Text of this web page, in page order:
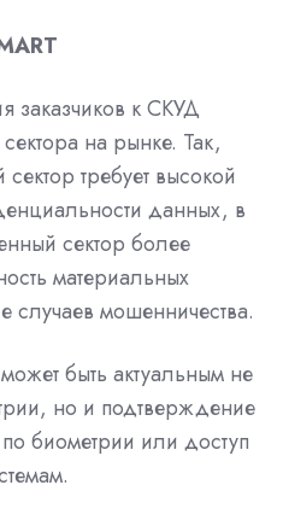
заказчиков к СКУД
на рынке. Так,
требует высокой
данных, в
сектор более
материальных
случаев мошенничества.
быть актуальным не
но и подтверждение
биометрии или доступ